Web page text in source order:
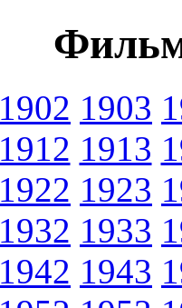
1902 1903
1912 1913
1922 1923
1932 1933
1942 1943